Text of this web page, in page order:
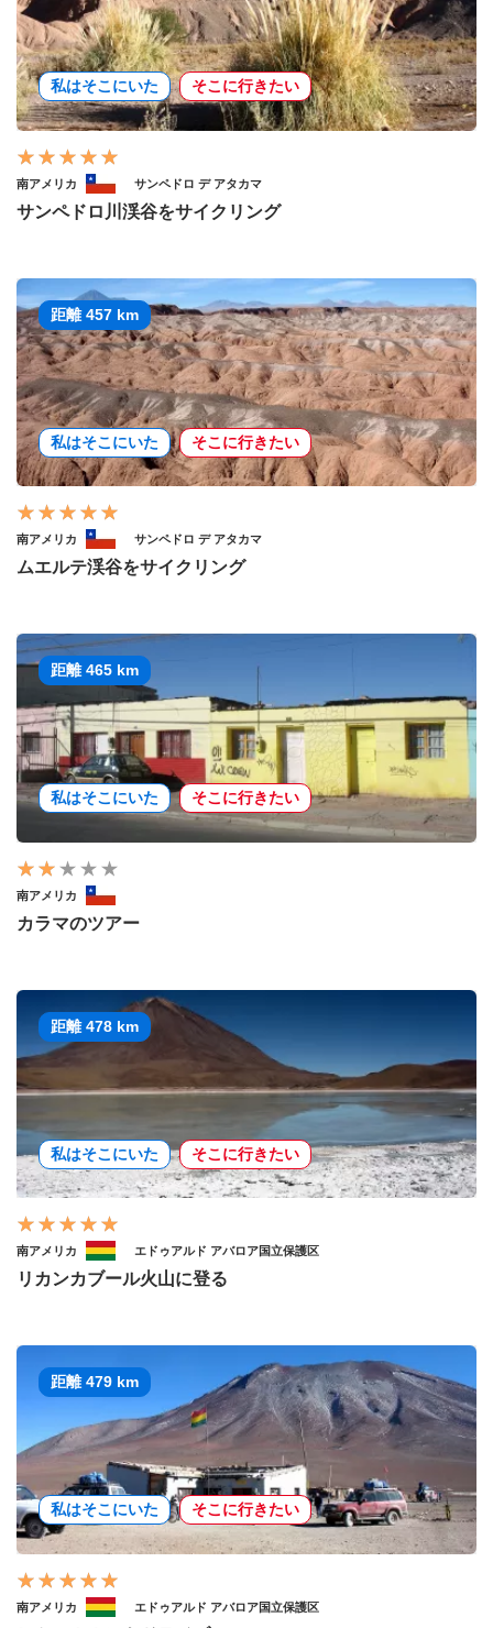
私はそこにいた そこに行きたい
南アメリカ サンペドロ デ アタカマ
サンペドロ川渓谷をサイクリング
距離 457 km
私はそこにいた そこに行きたい
南アメリカ サンペドロ デ アタカマ
ムエルテ渓谷をサイクリング
距離 465 km
私はそこにいた そこに行きたい
南アメリカ
カラマのツアー
距離 478 km
私はそこにいた そこに行きたい
南アメリカ エドゥアルド アバロア国立保護区
リカンカブール火山に登る
距離 479 km
私はそこにいた そこに行きたい
南アメリカ エドゥアルド アバロア国立保護区